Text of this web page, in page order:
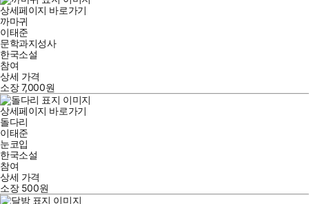
상세페이지 바로가기
까마귀
이태준
문학과지성사
한국소설
참여
상세 가격
소장7,000원
상세페이지 바로가기
돌다리
이태준
눈코입
한국소설
참여
상세 가격
소장 500원